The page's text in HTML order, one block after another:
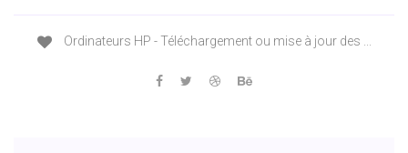
Ordinateurs HP - Téléchargement ou mise à jour des ...